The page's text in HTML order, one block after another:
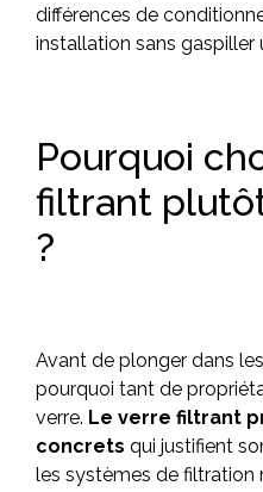
différences de
installation sans gaspiller
Pourquoi
filtrant
?
Avant de plonger dans
pourquoi tant de
verre. Le verre filtrant
concrets qui justifient
les systèmes de filtration